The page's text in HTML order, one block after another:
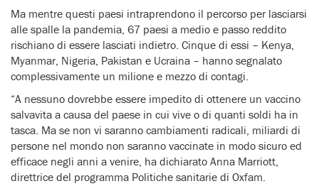
Ma mentre questi paesi intraprendono il percorso per lasciarsi
alle spalle la pandemia, 67 paesi a medio e passo reddito
rischiano di essere lasciati indietro. Cinque di essi – Kenya,
Myanmar, Nigeria, Pakistan e Ucraina – hanno segnalato
complessivamente un milione e mezzo di contagi.
“A nessuno dovrebbe essere impedito di ottenere un vaccino
salvavita a causa del paese in cui vive o di quanti soldi ha in
tasca. Ma se non vi saranno cambiamenti radicali, miliardi di
persone nel mondo non saranno vaccinate in modo sicuro ed
efficace negli anni a venire, ha dichiarato Anna Marriott,
direttrice del programma Politiche sanitarie di Oxfam.